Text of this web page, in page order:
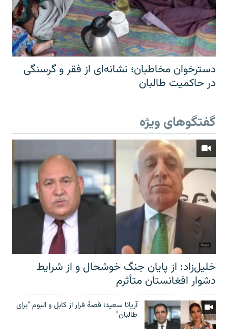
دسترخوان مخاطبان؛ نشانه‌ای از فقر و گرسنگی
در حاکمیت طالبان
گفتگوهای ویژه
خلیل‌زاد: از پایان جنگ خوشحال و از شرایط
دشوار افغانستان متأثرم
آریانا سعید؛ قصۀ فرار از کابل و البوم "برای
طالبان"